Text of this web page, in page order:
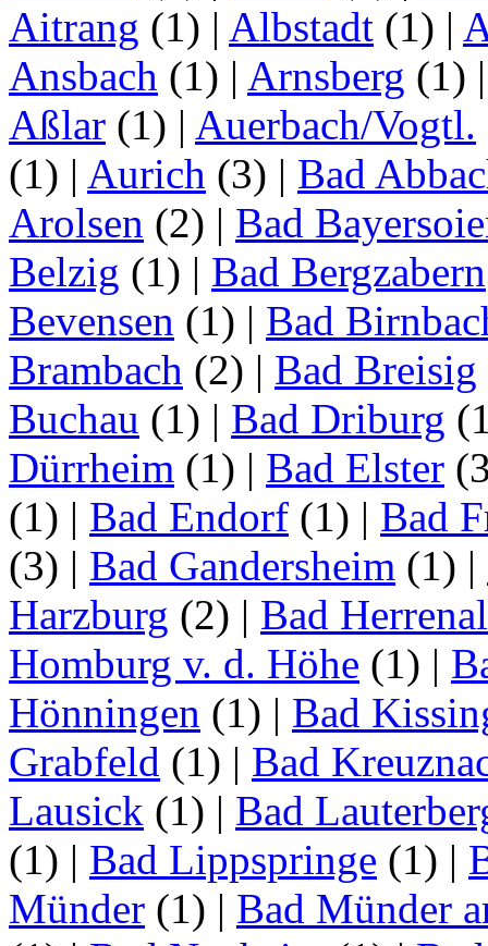
Aitrang (1) | Albstadt (1) |
Ansbach (1) | Arnsberg (1)
Aßlar (1) | Auerbach/Vogtl.
(1) | Aurich (3) | Bad
Arolsen (2) | Bad
Belzig (1) | Bad Bergzabern
Bevensen (1) | Bad
Brambach (2) | Bad Breisig
Buchau (1) | Bad Driburg
Dürrheim (1) | Bad Elster
(1) | Bad Endorf (1) | Bad
(3) | Bad Gandersheim (1) |
Harzburg (2) | Bad
Homburg v. d. Höhe (1) |
Hönningen (1) | Bad
Grabfeld (1) | Bad
Lausick (1) | Bad
(1) | Bad Lippspringe (1) |
Münder (1) | Bad Münder